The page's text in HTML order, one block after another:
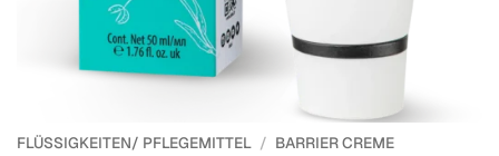
FLÜSSIGKEITEN/ PFLEGEMITTEL / BARRIER CREME